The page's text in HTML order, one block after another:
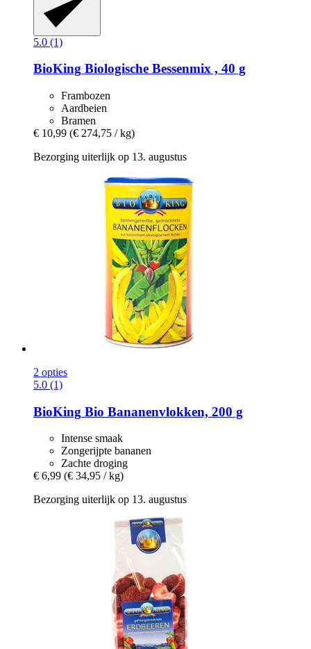
5.0 (1)
BioKing Biologische Bessenmix , 40 g
Frambozen
Aardbeien
Bramen
€ 10,99 (€ 274,75 / kg)
Bezorging uiterlijk op 13. augustus
2 opties
5.0 (1)
BioKing Bio Bananenvlokken, 200 g
Intense smaak
Zongerijpte bananen
Zachte droging
€ 6,99 (€ 34,95 / kg)
Bezorging uiterlijk op 13. augustus